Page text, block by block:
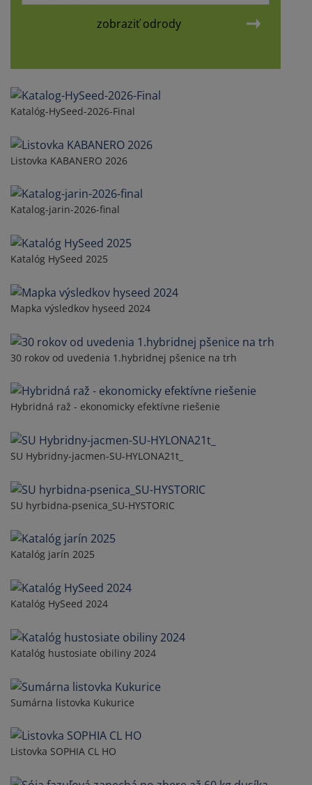
zobraziť odrody
Katalóg-HySeed-2026-Final
Listovka KABANERO 2026
Katalog-jarin-2026-final
Katalóg HySeed 2025
Mapka výsledkov hyseed 2024
30 rokov od uvedenia 1.hybridnej pšenice na trh
Hybridná raž - ekonomicky efektívne riešenie
SU Hybridny-jacmen-SU-HYLONA21t_
SU hyrbidna-psenica_SU-HYSTORIC
Katalóg jarín 2025
Katalóg HySeed 2024
Katalóg hustosiate obiliny 2024
Sumárna listovka Kukurice
Listovka SOPHIA CL HO